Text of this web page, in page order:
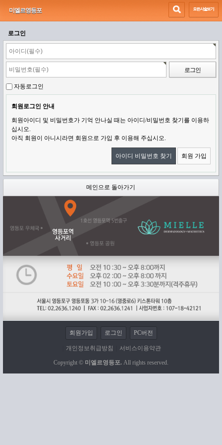
미엘르영등포
로그인
자동로그인
회원로그인 안내
회원아이디 및 비밀번호가 기억 안나실 때는 아이디/비밀번호 찾기를 이용하
십시오.
아직 회원이 아니시라면 회원으로 가입 후 이용해 주십시오.
아이디 비밀번호 찾기 회원 가입
메인으로 돌아가기
회원가입 로그인 PC버전
개인정보취급방침 서비스이용약관
Copyright © 미엘르영등포. All rights reserved.